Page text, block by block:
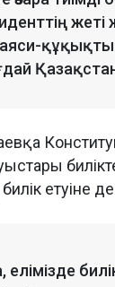
етуіне